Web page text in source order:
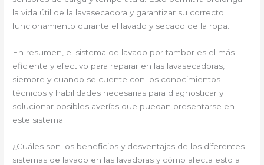
la vida útil de la lavasecadora y garantizar su correcto
funcionamiento durante el lavado y secado de la ropa.
En resumen, el sistema de lavado por tambor es el más
eficiente y efectivo para reparar en las lavasecadoras,
siempre y cuando se cuente con los conocimientos
técnicos y habilidades necesarias para diagnosticar y
solucionar posibles averías que puedan presentarse en
este sistema.
¿Cuáles son los beneficios y desventajas de los diferentes
sistemas de lavado en las lavadoras y cómo afecta esto a